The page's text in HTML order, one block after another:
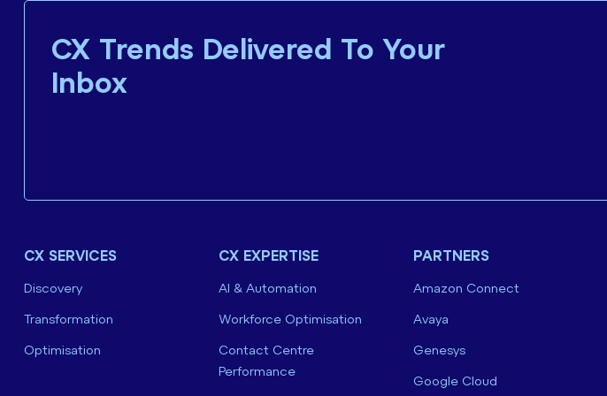
CX Trends Delivered To Your
Inbox
CX SERVICES
Discovery
Transformation
Optimisation
CX EXPERTISE
AI & Automation
Workforce Optimisation
Contact Centre
Performance
PARTNERS
Amazon Connect
Avaya
Genesys
Google Cloud